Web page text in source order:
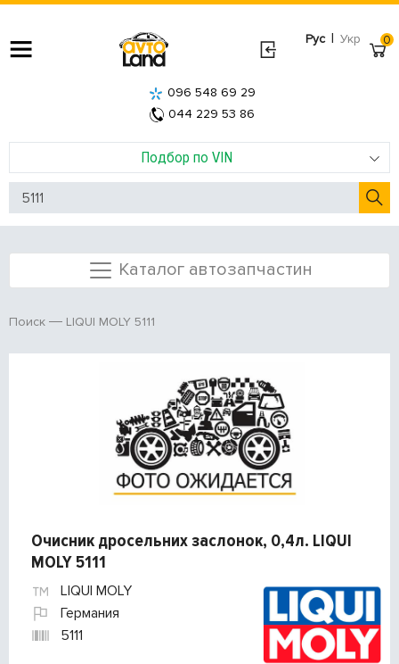
Рус | Укр
Подбор по VIN
096 548 69 29
044 229 53 86
0
Каталог автозапчастин
Поиск LIQUI MOLY 5111
Очисник дросельних заслонок, 0,4л. LIQUI
MOLY 5111
LIQUI MOLY
Германия
5111